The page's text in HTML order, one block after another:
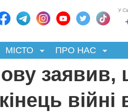
У
МІСТО ПРО НАС
заявив,
війні